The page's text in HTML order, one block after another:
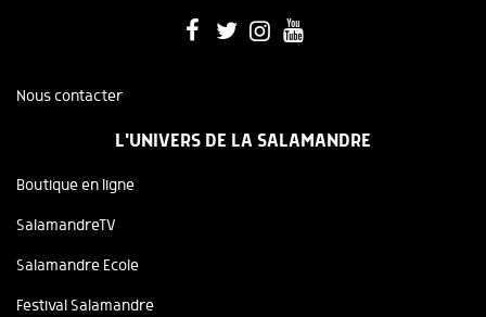
Nous contacter
L'UNIVERS DE LA SALAMANDRE
Boutique en ligne
SalamandreTV
Salamandre Ecole
Festival Salamandre